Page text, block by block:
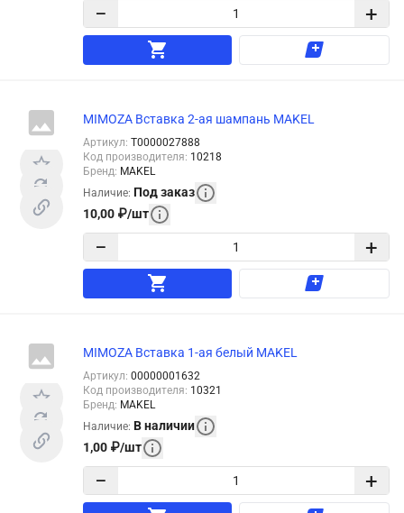
− +
MIMOZA Вставка 2-ая шампань MAKEL
Артикул: Т0000027888
Код производителя: 10218
Бренд: MAKEL
Наличие: Под заказ
10,00 ₽/шт
− +
MIMOZA Вставка 1-ая белый MAKEL
Артикул: 00000001632
Код производителя: 10321
Бренд: MAKEL
Наличие: В наличии
1,00 ₽/шт
− +